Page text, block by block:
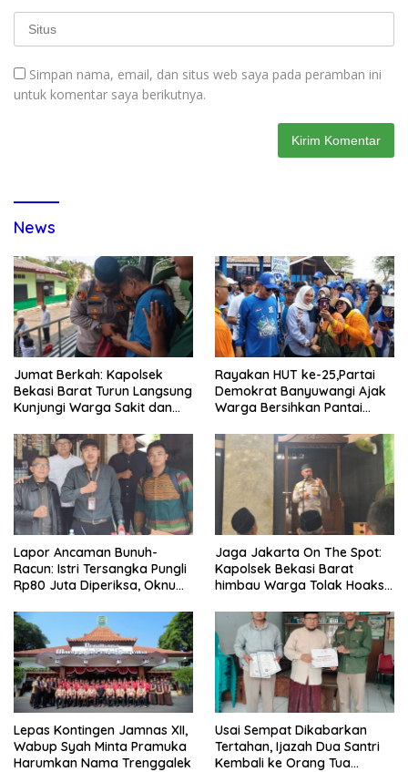
Simpan nama, email, dan situs web saya pada peramban ini
untuk komentar saya berikutnya.
News
Jumat Berkah: Kapolsek
Bekasi Barat Turun Langsung
Kunjungi Warga Sakit dan
Rayakan HUT ke-25,Partai
Demokrat Banyuwangi Ajak
Warga Bersihkan Pantai
Lapor Ancaman Bunuh-
Racun: Istri Tersangka Pungli
Rp80 Juta Diperiksa, Oknum
Disdagperin
Jaga Jakarta On The Spot:
Kapolsek Bekasi Barat
himbau Warga Tolak Hoaks
Sholat Jumat
Lepas Kontingen Jamnas XII,
Wabup Syah Minta Pramuka
Harumkan Nama Trenggalek
Usai Sempat Dikabarkan
Tertahan, Ijazah Dua Santri
Kembali ke Orang Tua